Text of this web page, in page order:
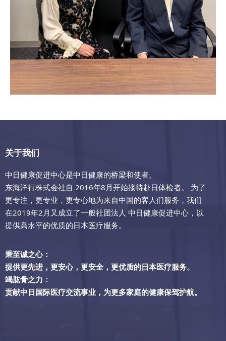
关于我们
中日健康促进中心是中日健康的桥梁和使者。
东海洋行株式会社自 2016年8月开始接待赴日体检者。 为了
更专注，更专业，更专心地为来自中国的客人们服务，我们
在2019年2月又成立了一般社团法人 中日健康促进中心，以
提供高水平的优质的日本医疗服务。
秉至诚之心：
提供更先进，更安心，更安全，更优质的日本医疗服务。
竭肱骨之力：
贡献中日国际医疗交流事业，为更多家庭的健康保驾护航。